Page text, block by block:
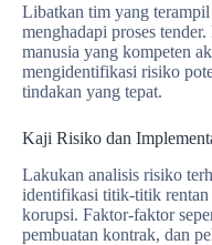
Libatkan tim yang
menghadapi proses
manusia yang kompeten
mengidentifikasi risiko
tindakan yang tepat.
Kaji Risiko dan
Lakukan analisis risiko
identifikasi titik-titik rentan
korupsi. Faktor-faktor
pembuatan kontrak, dan